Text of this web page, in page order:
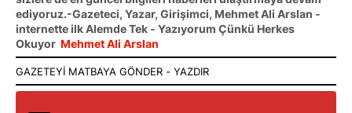
ediyoruz.-Gazeteci, Yazar, Girişimci, Mehmet Ali Arslan -
internette ilk Alemde Tek - Yazıyorum Çünkü Herkes
Okuyor Mehmet Ali Arslan